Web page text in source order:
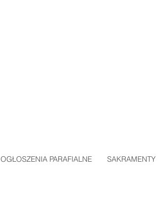
OGŁOSZENIA PARAFIALNE SAKRAMENTY